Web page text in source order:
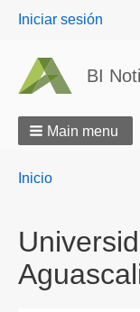
User
Iniciar sesión
BI
Main menu
You
Inicio